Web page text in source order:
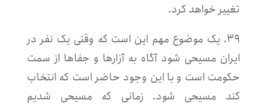
تغییر خواهد کرد.
۳۹. یک موضوع مهم این است که وقتی یک نفر در
ایران مسیحی شود آگاه به آزار‌ها و جفاها از سمت
حکومت است و با این وجود حاضر است که انتخاب
کند مسیحی شود. زمانی که مسیحی شدیم